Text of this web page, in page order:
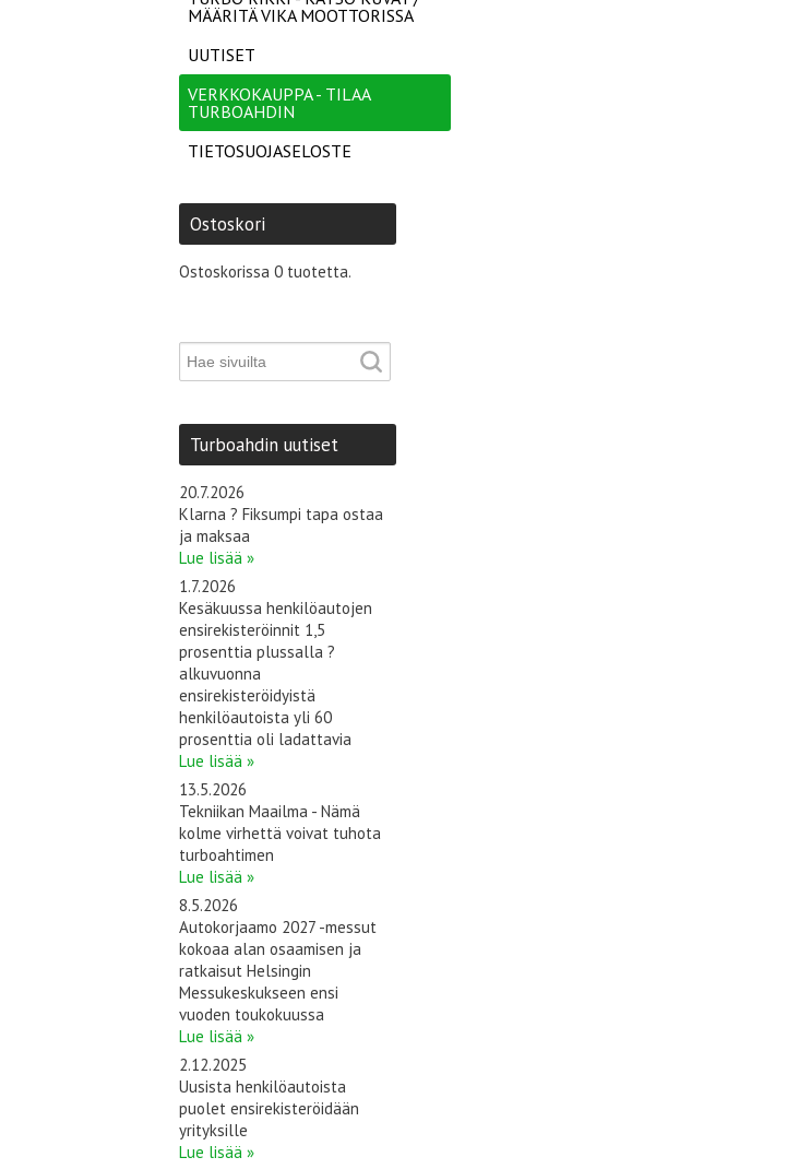
MÄÄRITÄ VIKA MOOTTORISSA
UUTISET
VERKKOKAUPPA - TILAA
TURBOAHDIN
TIETOSUOJASELOSTE
Ostoskori
Ostoskorissa 0 tuotetta.
Turboahdin uutiset
20.7.2026
Klarna ? Fiksumpi tapa ostaa
ja maksaa
Lue lisää »
1.7.2026
Kesäkuussa henkilöautojen
ensirekisteröinnit 1,5
prosenttia plussalla ?
alkuvuonna
ensirekisteröidyistä
henkilöautoista yli 60
prosenttia oli ladattavia
Lue lisää »
13.5.2026
Tekniikan Maailma - Nämä
kolme virhettä voivat tuhota
turboahtimen
Lue lisää »
8.5.2026
Autokorjaamo 2027 -messut
kokoaa alan osaamisen ja
ratkaisut Helsingin
Messukeskukseen ensi
vuoden toukokuussa
Lue lisää »
2.12.2025
Uusista henkilöautoista
puolet ensirekisteröidään
yrityksille
Lue lisää »